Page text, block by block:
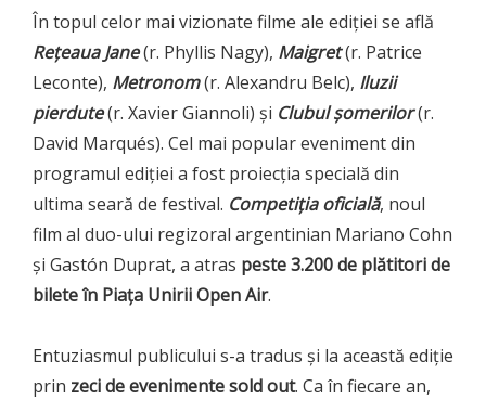
În topul celor mai vizionate filme ale ediției se află
Rețeaua Jane(r. Phyllis Nagy), Maigret(r. Patrice
Leconte), Metronom(r. Alexandru Belc), Iluzii
pierdute(r. Xavier Giannoli) și Clubul șomerilor(r.
David Marqués). Cel mai popular eveniment din
programul ediției a fost proiecția specială din
ultima seară de festival. Competiția oficială, noul
film al duo-ului regizoral argentinian Mariano Cohn
și Gastón Duprat, a atras peste 3.200 de plătitori de
bilete în Piața Unirii Open Air.
Entuziasmul publicului s-a tradus și la această ediție
prin zeci de evenimente sold out. Ca în fiecare an,